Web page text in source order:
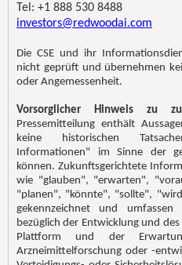
Tel: +1 888 530 8488
investors@redwoodai.com
Die CSE und ihr
nicht geprüft und übernehmen
oder Angemessenheit.
Vorsorglicher Hinweis zu
Pressemitteilung enthält
keine historischen
Informationen" im Sinne der
können. Zukunftsgerichtete
wie "glauben", "erwarten",
"planen", "könnte", "sollte",
gekennzeichnet und umfassen
bezüglich der Entwicklung und
Plattform und der
Arzneimittelforschung oder -